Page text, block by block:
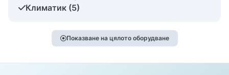
Климатик (5)
Показване на цялото оборудване